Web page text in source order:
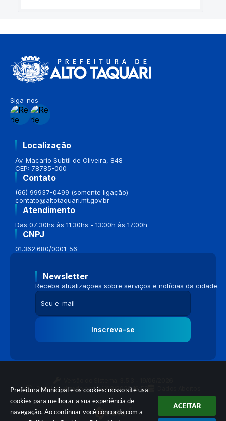
Prefeitura Municipal e os cookies: nosso site usa
cookies para melhorar a sua experiência de
navegação. Ao continuar você concorda com a
ACEITAR
Siga-nos
Localização
Av. Macario Subtil de Oliveira, 848
CEP: 78785-000
Contato
(66) 99937-0499 (somente ligação)
contato@altotaquari.mt.gov.br
Atendimento
Das 07:30hs às 11:30hs - 13:00h às 17:00h
CNPJ
01.362.680/0001-56
Newsletter
Receba atualizações sobre serviços e notícias da cidade.
Inscreva-se
Portal atualizado em:04/08/2026 16:58